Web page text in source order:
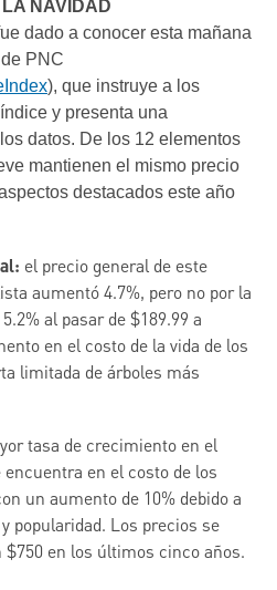
NAVIDAD
dado a conocer esta mañana
PNC
), que instruye a los
y presenta una
datos. De los 12 elementos
mantienen el mismo precio
destacados este año
el precio general de este
aumentó 4.7%, pero no por la
al pasar de $189.99 a
en el costo de la vida de los
limitada de árboles más
tasa de crecimiento en el
encuentra en el costo de los
un aumento de 10% debido a
popularidad. Los precios se
$750 en los últimos cinco años.